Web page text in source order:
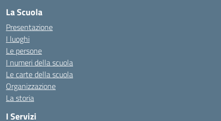
La Scuola
Presentazione
I luoghi
Le persone
I numeri della scuola
Le carte della scuola
Organizzazione
La storia
I Servizi